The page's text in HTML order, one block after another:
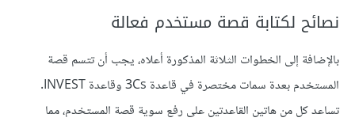
نصائح لكتابة قصة مستخدم فعالة
بالإضافة إلى الخطوات الثلاثة المذكورة أعلاه، يجب أن تتسم قصة
المستخدم بعدة سمات مختصرة في قاعدة 3Cs وقاعدة INVEST.
تساعد كل من هاتين القاعدتين على رفع سوية قصة المستخدم، مما